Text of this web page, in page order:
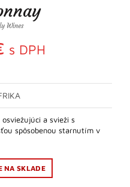
Wines
s DPH
osviežujúci a svieži s
spôsobenou starnutím v
NA SKLADE